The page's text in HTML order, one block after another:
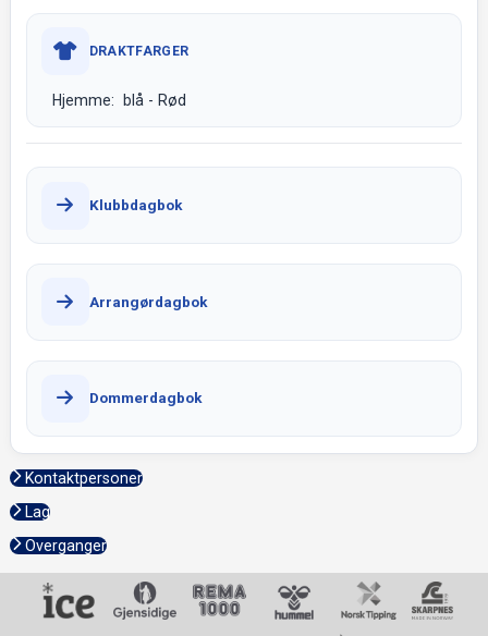
DRAKTFARGER
Hjemme: blå - Rød
Klubbdagbok
Arrangørdagbok
Dommerdagbok
Kontaktpersoner
Lag
Overganger